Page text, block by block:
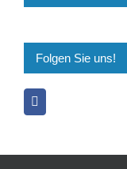
Folgen Sie uns!